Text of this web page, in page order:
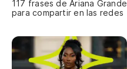
117 frases de Ariana Grande
para compartir en las redes